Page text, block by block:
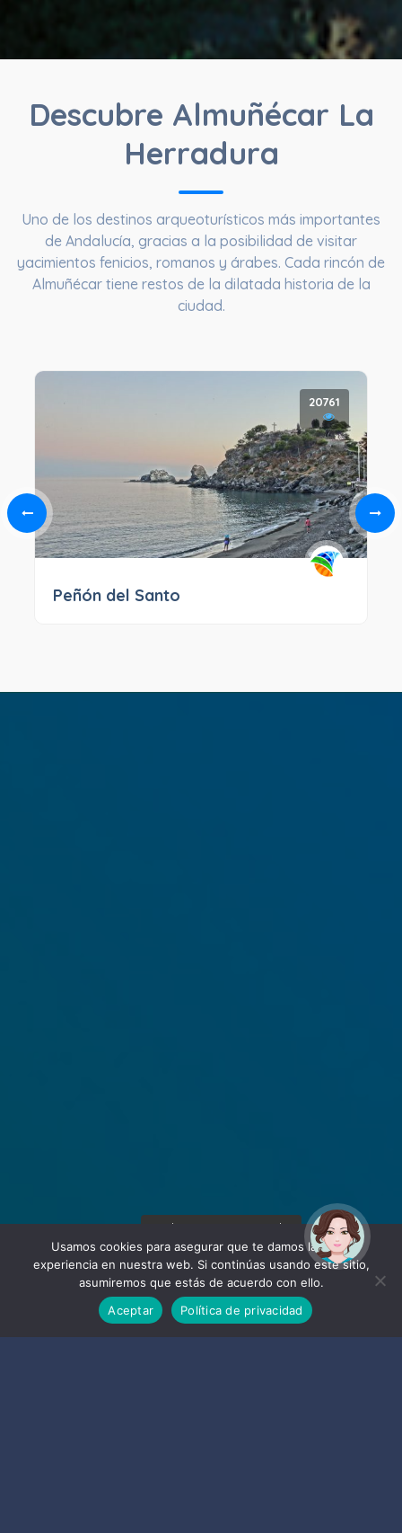
Descubre Almuñécar La
Herradura
Uno de los destinos arqueoturísticos más importantes
de Andalucía, gracias a la posibilidad de visitar
yacimientos fenicios, romanos y árabes. Cada rincón de
Almuñécar tiene restos de la dilatada historia de la
ciudad.
20761
Peñón del Santo
Usamos cookies para asegurar que te damos la mejor
experiencia en nuestra web. Si continúas usando este sitio,
asumiremos que estás de acuerdo con ello.
Aceptar
Política de privacidad
¡Hola! Soy Noy. ¿Puedo
ayudarte?